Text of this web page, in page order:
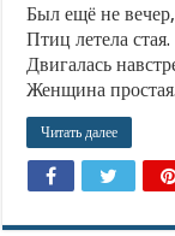
Был ещё не вечер,
Птиц летела стая.
Двигалась
Женщина простая.
Читать далее